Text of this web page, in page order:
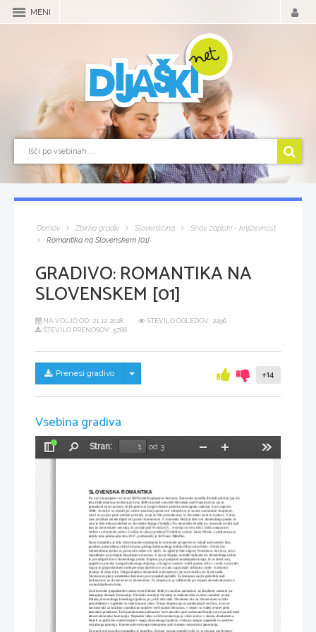
MENI
Domov Zbirka gradiv Slovenščina
Snov, zapiski - književnost
Romantika na Slovenskem [01]
GRADIVO:ROMANTIKA NA
SLOVENSKEM [01]
NA VOLJO OD: 21.12.2018
ŠTEVILO OGLEDOV: 2296
ŠTEVILO PRENOSOV: 5766
Prenesi gradivo Skrij/prikaži meni +14
Vsebina gradiva
Preklopi
Stran:
od 3
Pomanjšaj
SLOVENSKA ROMANTIKA
Pri nas oznacujemo ta cas od 1809 (izid Kopitarjeve slovnice, francoska zasedba Ilirskih provinc) pa do
leta 1848 (marcna revolucija). Leta 1809 je prisel vecji del Slovenije pod Francijo in ta cas je
premaknil nase razmere, ki jih potem ni mogel zbrisati pritisk avstroogrske reakcije, ki je trajal do
1848. Avstrijci so morali po vrnitvi marsikaj upostevati: okrepila se je zavest nacionalne skupnosti,
zacel se je upor proti nemski prevladi, vecje je bilo prizadevanje za slovenski jezik in kulturo. V tem
casu je oblast zacela dajati vec pravic slovenscini. V francoski Iliriji je bilo vec slovenskega pouka in
zato je bilo treba poskrbeti za slovenske knjige (Vodnik). Na slovensko besedo pa so morali misliti tudi
tam na slovenskem ozemlju, ki je ostal pod Avstrijo (?) . Avstrijci so leta 1812 volili ustanovitev
stolice za slovenski jezik v Gradcu in tam je predaval Vodnikov ucenec Janez Primic. Ljubljana pa je
dobila taka predavanja leta 1817, predavatelj je bil Franc Metelko.
Nasa romantika je bila svetovljansko usmerjena in slovenske prispevke so tiskali tudi nemski listi,
posebno pomembna je bila literarna priloga ljubljanskega tednika Illyrisches Blatt - Ilirski list.
Slovenskemu jeziku so posvecali vedno vec skrbi. Za zgled je bila najprej Vodnikova slovnica, novo
vzpodbudo pa je dajala Kopitarjeva slovnica. Z njo je Kopitar razodel ljubezen do slovenskega jezika
in povzdignil slavo slovenskega jezika. Kopitar pa je podpiral nazadnjaske kroge, ki so imeli svoj
pogled na potrebe nasega kulturnega zivljenja, ti krogi so namrec videli pomen dela v verski ni moralni
vzgoji in gospodarskem izobrazevanju ljudstva in so zato zagovarjali utilitarno (utile - koristen)
pisanje, ki sluzi cilju. Druga skupina slovenskih izobrazencev pa se je trudila, da bi ustvarila
Slovencem pravo umetnisko literaturo po evropskih zgledih. Ta literatura naj bi pridobila tudi
izobrazence za slovenscino in slovenskost. Ta skupina se je odlikovala po svojem demokraticnem in
svobodoljubnem duhu.
Za slovenske gospodarske razmere pred letom 1848 je znacilna zaostalost, za druzbene razmere pa
nastajanje domace burzoazije. Delavski razred je bil tedaj se malostevilen in brez razredne zavesi.
Polozaj slovenskega kmeckega ljudstva pa je bil zelo slab. Druzbene sile na Slovenskem so bile
porazdeljene v napredni in reakcionarni tabor. Tretjo skupino pa so predstavljali se Ilirci, ki so se
navdusevali za kultirno in politicno spojitev vseh juznih Slovanov, v cemer so videli resitev pred
nemskim pritiskom. Tudi panslavizem (zdruzitev vseh narodov pod vodstvom Rusije) se je razsiril med
delom slovenske burzoazije. Napredni tabor na Slovenskem pa je videl resitev v zlomu absolutizma.
Hoteli so politicno osamosvojitev vsega slovenskega ljudstva, s tem pa njegov napredek in ureditev
socialnega polozaja. Konservativne kroge imenujemo tudi starejsa romanticna generacija.
Za starejso slovensko romantiko je znacilno, da kaze mocan nemski vpliv in se ukvarja predvsem z